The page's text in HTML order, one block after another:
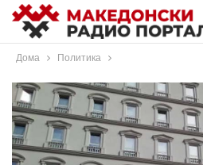
Дома Политика